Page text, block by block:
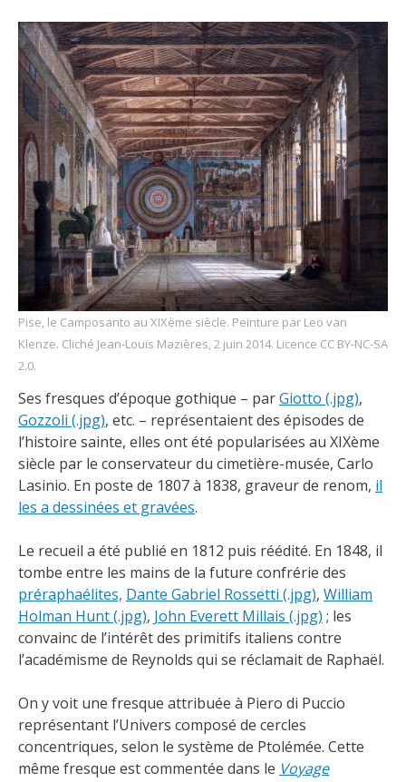
Pise, le Camposanto au XIXème siècle. Peinture par Leo van
Klenze. Cliché Jean-Louis Mazières, 2 juin 2014. Licence CC BY-NC-SA
2.0.
Ses fresques d’époque gothique – parGiotto (.jpg),
Gozzoli (.jpg), etc. – représentaient des épisodes de
l’histoire sainte, elles ont été popularisées au XIXème
siècle par le conservateur du cimetière-musée, Carlo
Lasinio. En poste de 1807 à 1838, graveur de renom, il
les a dessinées et gravées.
Le recueil a été publié en 1812 puis réédité. En 1848, il
tombe entre les mains de la future confrérie des
préraphaélites, Dante Gabriel Rossetti (.jpg), William
Holman Hunt (.jpg), John Everett Millais (.jpg) ; les
convainc de l’intérêt des primitifs italiens contre
l’académisme de Reynolds qui se réclamait de Raphaël.
On y voit une fresque attribuée à Piero di Puccio
représentant l’Univers composé de cercles
concentriques, selon le système de Ptolémée. Cette
même fresque est commentée dans le Voyage